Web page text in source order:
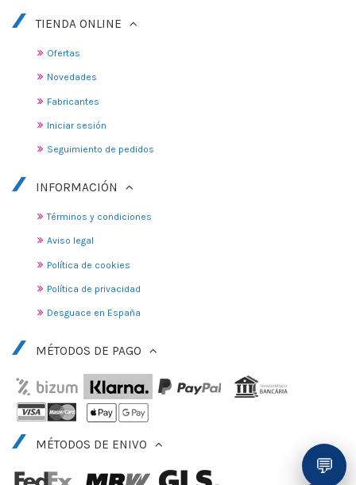
TIENDA ONLINE
Ofertas
Novedades
Fabricantes
Iniciar sesión
Seguimiento de pedidos
INFORMACIÓN
Términos y condiciones
Aviso legal
Política de cookies
Política de privacidad
Desguace en España
MÉTODOS DE PAGO
MÉTODOS DE ENIVO
💬